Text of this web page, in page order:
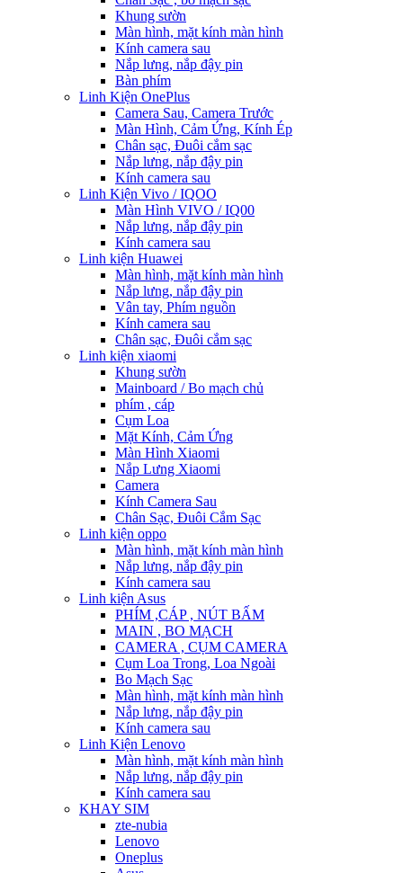
Khung sườn
Màn hình, mặt kính màn hình
Kính camera sau
Nắp lưng, nắp đậy pin
Bàn phím
Linh Kiện OnePlus
Camera Sau, Camera Trước
Màn Hình, Cảm Ứng, Kính Ép
Chân sạc, Đuôi cắm sạc
Nắp lưng, nắp đậy pin
Kính camera sau
Linh Kiện Vivo / IQOO
Màn Hình VIVO / IQ00
Nắp lưng, nắp đậy pin
Kính camera sau
Linh kiện Huawei
Màn hình, mặt kính màn hình
Nắp lưng, nắp đậy pin
Vân tay, Phím nguồn
Kính camera sau
Chân sạc, Đuôi cắm sạc
Linh kiện xiaomi
Khung sườn
Mainboard / Bo mạch chủ
phím , cáp
Cụm Loa
Mặt Kính, Cảm Ứng
Màn Hình Xiaomi
Nắp Lưng Xiaomi
Camera
Kính Camera Sau
Chân Sạc, Đuôi Cắm Sạc
Linh kiện oppo
Màn hình, mặt kính màn hình
Nắp lưng, nắp đậy pin
Kính camera sau
Linh kiện Asus
PHÍM ,CÁP , NÚT BẤM
MAIN , BO MẠCH
CAMERA , CỤM CAMERA
Cụm Loa Trong, Loa Ngoài
Bo Mạch Sạc
Màn hình, mặt kính màn hình
Nắp lưng, nắp đậy pin
Kính camera sau
Linh Kiện Lenovo
Màn hình, mặt kính màn hình
Nắp lưng, nắp đậy pin
Kính camera sau
KHAY SIM
zte-nubia
Lenovo
Oneplus